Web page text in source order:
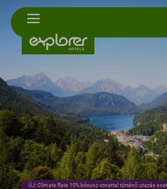
ÚJ: Climate Rate 10% bónusz vonattal történő utazás